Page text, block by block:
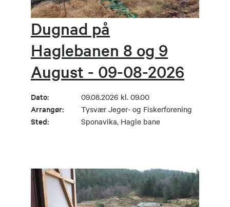
Dugnad på
Haglebanen 8 og 9
August - 09-08-2026
Dato: 09.08.2026 kl. 09.00
Arrangør: Tysvær Jeger- og Fiskerforening
Sted: Sponavika, Hagle bane